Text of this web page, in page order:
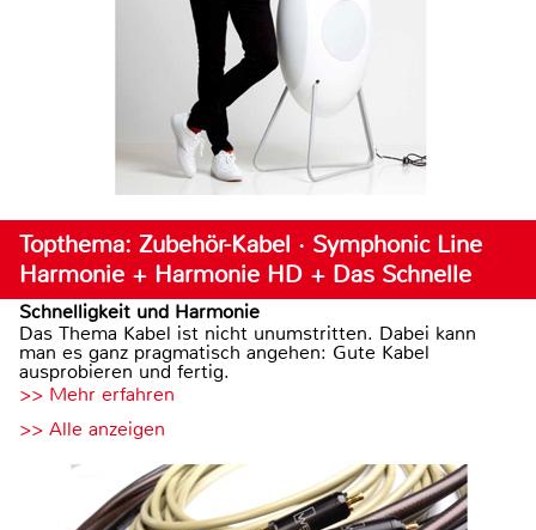
Topthema: Zubehör-Kabel · Symphonic Line
Harmonie + Harmonie HD + Das Schnelle
Schnelligkeit und Harmonie
Das Thema Kabel ist nicht unumstritten. Dabei kann
man es ganz pragmatisch angehen: Gute Kabel
ausprobieren und fertig.
>> Mehr erfahren
>> Alle anzeigen